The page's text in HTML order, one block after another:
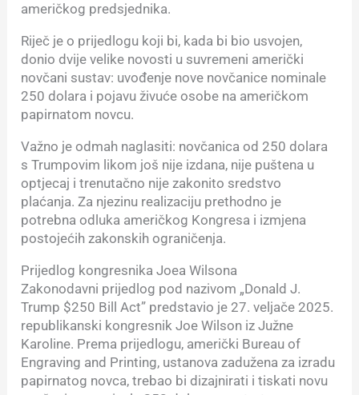
američkog predsjednika.
Riječ je o prijedlogu koji bi, kada bi bio usvojen,
donio dvije velike novosti u suvremeni američki
novčani sustav: uvođenje nove novčanice nominale
250 dolara i pojavu živuće osobe na američkom
papirnatom novcu.
Važno je odmah naglasiti: novčanica od 250 dolara
s Trumpovim likom još nije izdana, nije puštena u
optjecaj i trenutačno nije zakonito sredstvo
plaćanja. Za njezinu realizaciju prethodno je
potrebna odluka američkog Kongresa i izmjena
postojećih zakonskih ograničenja.
Prijedlog kongresnika Joea Wilsona
Zakonodavni prijedlog pod nazivom „Donald J.
Trump $250 Bill Act” predstavio je 27. veljače 2025.
republikanski kongresnik Joe Wilson iz Južne
Karoline. Prema prijedlogu, američki Bureau of
Engraving and Printing, ustanova zadužena za izradu
papirnatog novca, trebao bi dizajnirati i tiskati novu